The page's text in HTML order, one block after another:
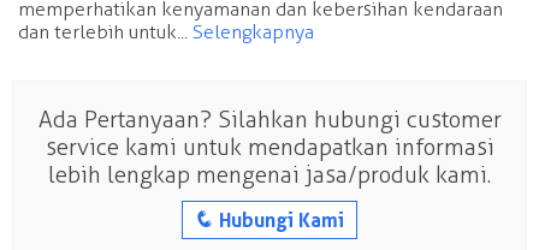
memperhatikan kenyamanan dan kebersihan kendaraan
dan terlebih untuk... Selengkapnya
Ada Pertanyaan? Silahkan hubungi customer
service kami untuk mendapatkan informasi
lebih lengkap mengenai jasa/produk kami.
q Hubungi Kami